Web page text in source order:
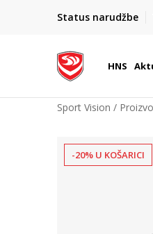
Status narudžbe
Dostava 1,50 €
HNS
Sport Vision
-20% U KOŠARICI